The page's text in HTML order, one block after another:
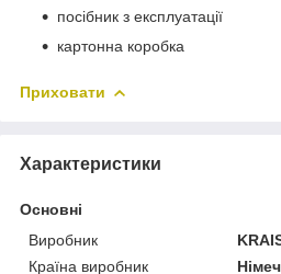
посібник з експлуатації
картонна коробка
Приховати
Характеристики
Основні
Виробник
Країна виробник